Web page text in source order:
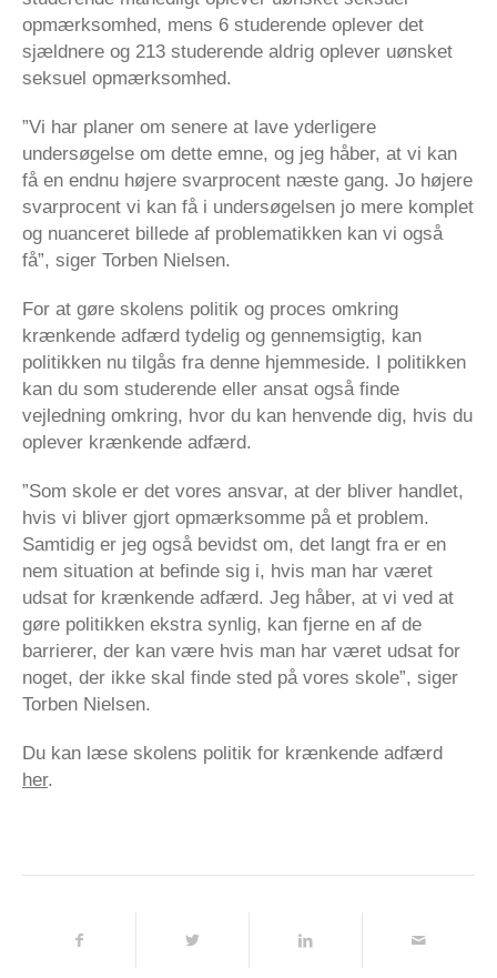
opmærksomhed, mens 6 studerende oplever det
sjældnere og 213 studerende aldrig oplever uønsket
seksuel opmærksomhed.
”Vi har planer om senere at lave yderligere
undersøgelse om dette emne, og jeg håber, at vi kan
få en endnu højere svarprocent næste gang. Jo højere
svarprocent vi kan få i undersøgelsen jo mere komplet
og nuanceret billede af problematikken kan vi også
få”, siger Torben Nielsen.
For at gøre skolens politik og proces omkring
krænkende adfærd tydelig og gennemsigtig, kan
politikken nu tilgås fra denne hjemmeside. I politikken
kan du som studerende eller ansat også finde
vejledning omkring, hvor du kan henvende dig, hvis du
oplever krænkende adfærd.
”Som skole er det vores ansvar, at der bliver handlet,
hvis vi bliver gjort opmærksomme på et problem.
Samtidig er jeg også bevidst om, det langt fra er en
nem situation at befinde sig i, hvis man har været
udsat for krænkende adfærd. Jeg håber, at vi ved at
gøre politikken ekstra synlig, kan fjerne en af de
barrierer, der kan være hvis man har været udsat for
noget, der ikke skal finde sted på vores skole”, siger
Torben Nielsen.
Du kan læse skolens politik for krænkende adfærd
her.